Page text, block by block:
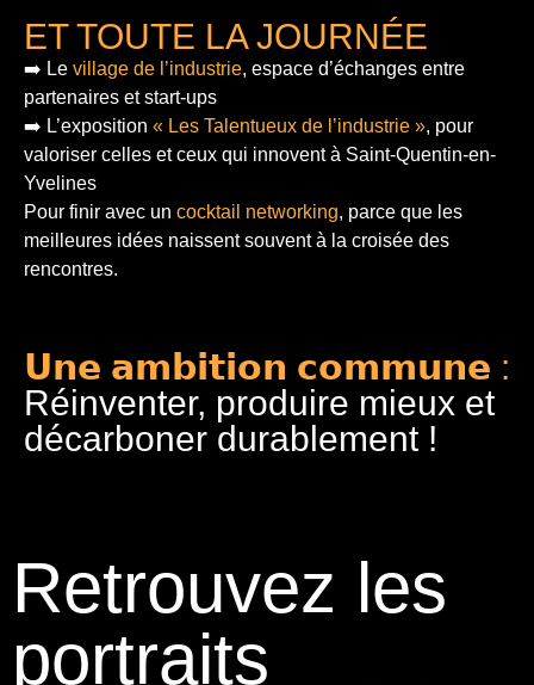
ET TOUTE LA JOURNÉE
➡️ Le village de l’industrie, espace d’échanges entre
partenaires et start-ups
➡️ L’exposition « Les Talentueux de l’industrie », pour
valoriser celles et ceux qui innovent à Saint-Quentin-en-
Yvelines
Pour finir avec un cocktail networking, parce que les
meilleures idées naissent souvent à la croisée des
rencontres.
𝗨𝗻𝗲 𝗮𝗺𝗯𝗶𝘁𝗶𝗼𝗻 𝗰𝗼𝗺𝗺𝘂𝗻𝗲 :
Réinventer, produire mieux et
décarboner durablement !
Retrouvez les
portraits